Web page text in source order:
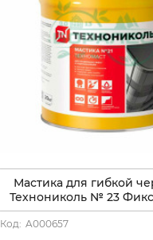
Мастика для гибкой
Технониколь № 23
Код: A000657